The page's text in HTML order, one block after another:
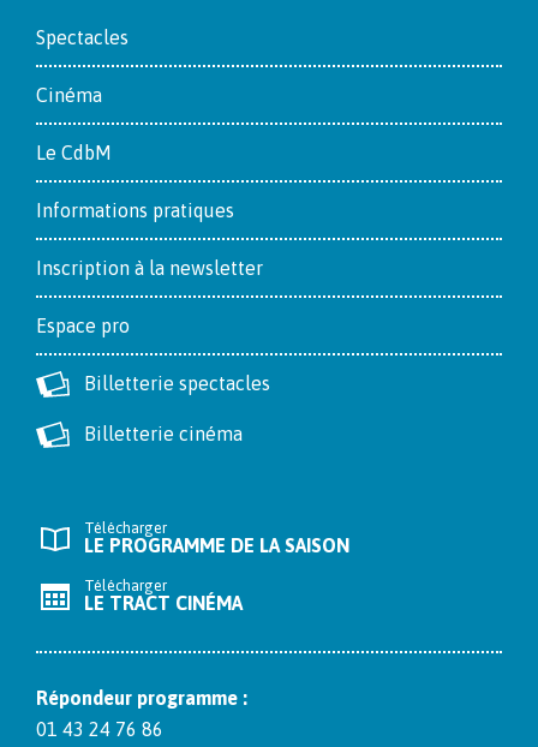
Footer
Spectacles
Cinéma
Le CdbM
Informations pratiques
Inscription à la newsletter
Espace pro
Billetterie spectacles
Billetterie cinéma
Télécharger
LE PROGRAMME DE LA SAISON
Télécharger
LE TRACT CINÉMA
Répon­deur pro­gramme :
01 43 24 76 86